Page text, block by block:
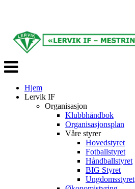
Veksle
navigasjon
Hjem
Lervik IF
Organisasjon
Klubbhåndbok
Organisasjonsplan
Våre styrer
Hovedstyret
Fotballstyret
Håndballstyret
BIG Styret
Ungdomsstyret